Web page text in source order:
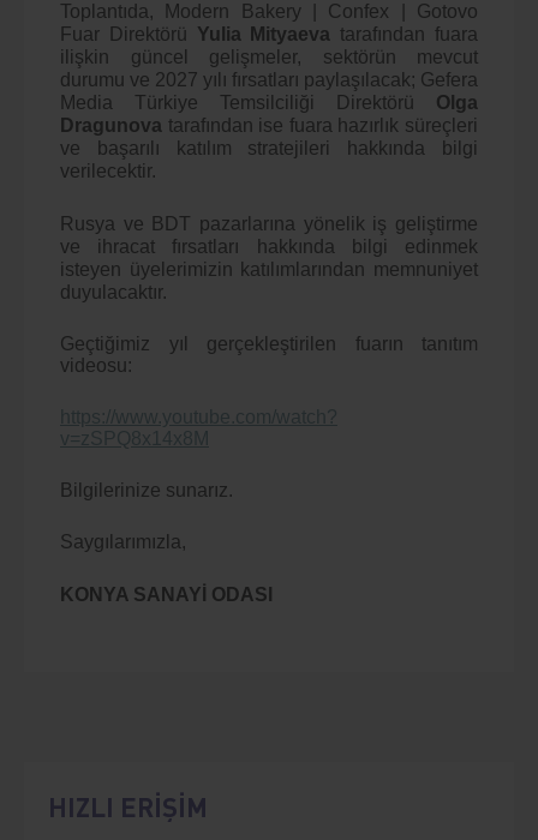
HIZLI ERİŞİM
Toplantıda, Modern Bakery | Confex | Gotovo
Fuar Direktörü Yulia Mityaeva tarafından fuara
ilişkin güncel gelişmeler, sektörün mevcut
durumu ve 2027 yılı fırsatları paylaşılacak; Gefera
Media Türkiye Temsilciliği Direktörü Olga
Dragunova tarafından ise fuara hazırlık süreçleri
ve başarılı katılım stratejileri hakkında bilgi
verilecektir.
Rusya ve BDT pazarlarına yönelik iş geliştirme
ve ihracat fırsatları hakkında bilgi edinmek
isteyen üyelerimizin katılımlarından memnuniyet
duyulacaktır.
Geçtiğimiz yıl gerçekleştirilen fuarın tanıtım
videosu:
https://www.youtube.com/watch?
v=zSPQ8x14x8M
Bilgilerinize sunarız.
Saygılarımızla,
KONYA SANAYİ ODASI